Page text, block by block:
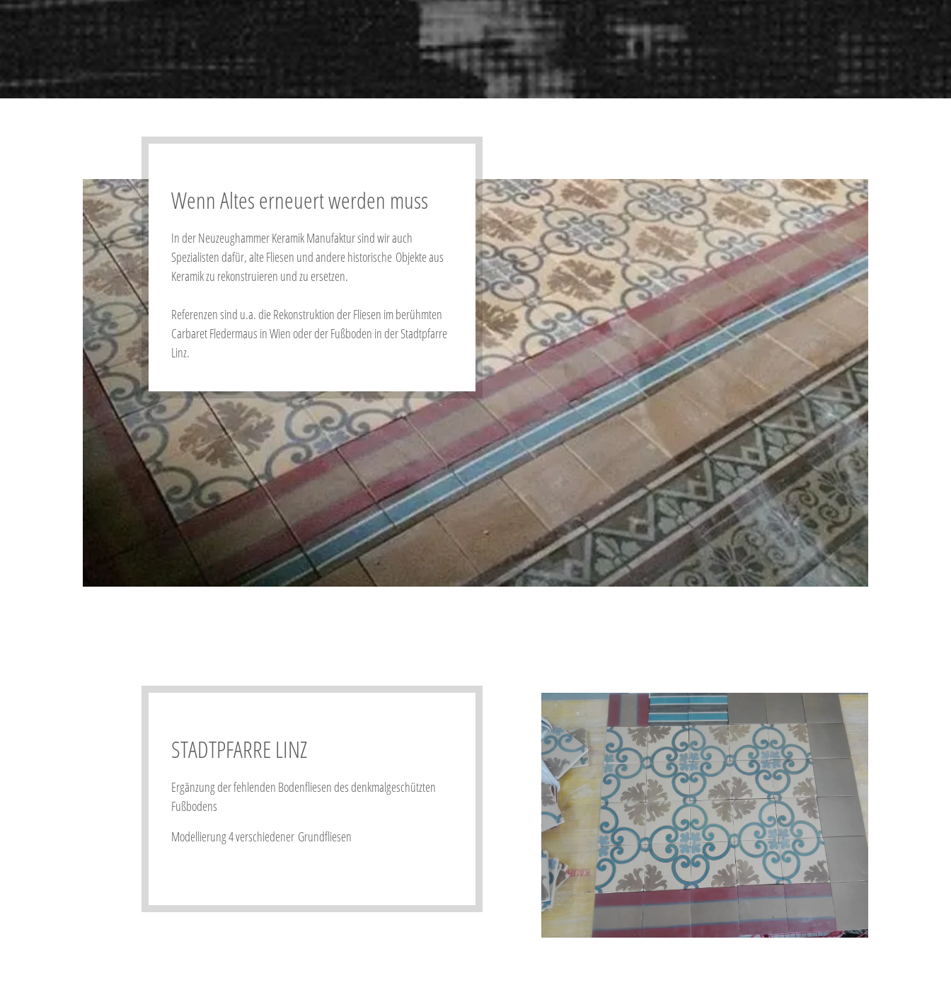
​Wenn Altes erneuert werden muss
In der Neuzeughammer Keramik Manufaktur sind wir auch
Spezialisten dafür, alte Fliesen und andere historische Objekte aus
Keramik zu rekonstruieren und zu ersetzen.
Referenzen sind u.a. die Rekonstruktion der Fliesen im berühmten
Carbaret Fledermaus in Wien oder der Fußboden in der Stadtpfarre
Linz.
STADTPFARRE LINZ
Ergänzung der fehlenden Bodenfliesen des denkmalgeschützten
Fußbodens
Modellierung 4 verschiedener Grundfliesen